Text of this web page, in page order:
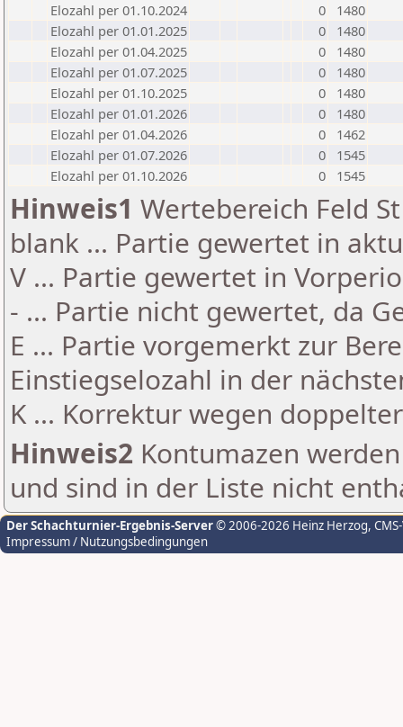
Elozahl per 01.10.2024
0
1480
Elozahl per 01.01.2025
0
1480
Elozahl per 01.04.2025
0
1480
Elozahl per 01.07.2025
0
1480
Elozahl per 01.10.2025
0
1480
Elozahl per 01.01.2026
0
1480
Elozahl per 01.04.2026
0
1462
Elozahl per 01.07.2026
0
1545
Elozahl per 01.10.2026
0 1545
Hinweis1 Wertebereich Feld
blank ... Partie gewertet in
V ... Partie gewertet in
- ... Partie nicht gewertet, da
E ... Partie vorgemerkt zur
Einstiegselozahl in der
K ... Korrektur wegen
Hinweis2 Kontumazen
und sind in der Liste nicht
Der Schachturnier-Ergebnis-Server© 2006-2026 Heinz Herzog,
Impressum / Nutzungsbedingungen